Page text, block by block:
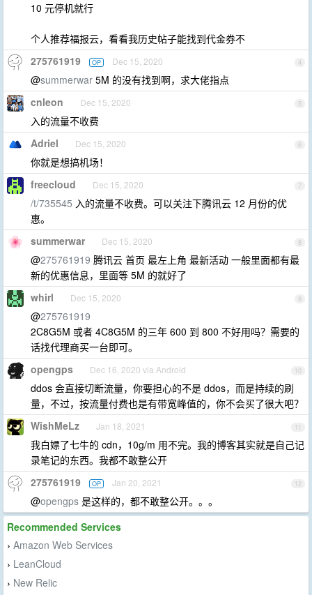
10 元停机就行
个人推荐福报云，看看我历史帖子能找到代金券不
4
275761919 OP Dec 15, 2020
@summerwar 5M 的没有找到啊，求大佬指点
5
cnleon Dec 15, 2020
入的流量不收费
6
Adriel Dec 15, 2020
你就是想搞机场！
7
freecloud Dec 15, 2020
/t/735545 入的流量不收费。可以关注下腾讯云 12 月份的优
惠。
8
summerwar Dec 15, 2020
@275761919 腾讯云 首页 最左上角 最新活动 一般里面都有最
新的优惠信息，里面等 5M 的就好了
9
whirl Dec 15, 2020
@275761919
2C8G5M 或者 4C8G5M 的三年 600 到 800 不好用吗？需要的
话找代理商买一台即可。
10
opengps Dec 16, 2020 via Android
ddos 会直接切断流量，你要担心的不是 ddos，而是持续的刷
量，不过，按流量付费也是有带宽峰值的，你不会买了很大吧？
11
WishMeLz Jan 18, 2021
我白嫖了七牛的 cdn，10g/m 用不完。我的博客其实就是自己记
录笔记的东西。我都不敢整公开
12
275761919 OP Jan 20, 2021
@opengps 是这样的，都不敢整公开。。。
Recommended Services
› Amazon Web Services
› LeanCloud
› New Relic